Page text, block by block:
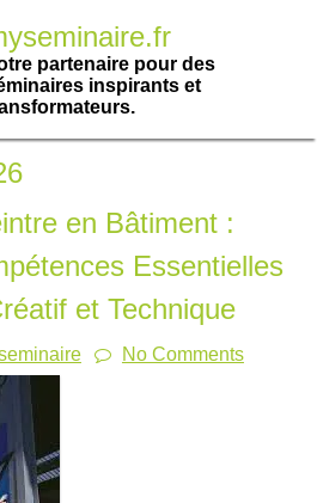
partenaire pour des
inspirants et
en Bâtiment :
Essentielles
et Technique
No Comments